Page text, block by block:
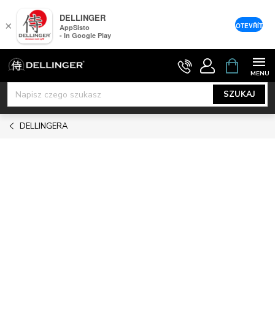
Przejść
do
treści
SZUKAJ
KOSZYK
DELLINGERA
×
DELLINGER
AppSisto
- In Google Play
OTEVŘÍT